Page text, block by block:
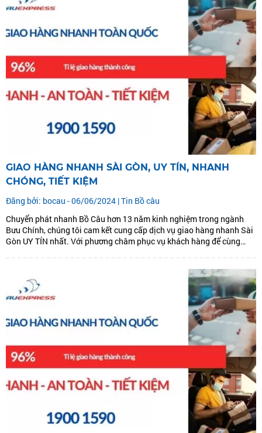
GIAO HÀNG NHANH SÀI GÒN, UY TÍN, NHANH
CHÓNG, TIẾT KIỆM
Đăng bởi: bocau - 06/06/2024 |Tin Bồ câu
Chuyển phát nhanh Bồ Câu hơn 13 năm kinh nghiệm trong ngành
Bưu Chính, chúng tôi cam kết cung cấp dịch vụ giao hàng nhanh Sài
Gòn UY TÍN nhất. Với phương châm phục vụ khách hàng để cùng